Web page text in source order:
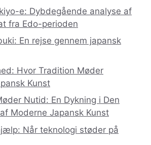
e: Dybdegående analyse af
fra Edo-perioden
En rejse gennem japansk
Hvor Tradition Møder
Kunst
Nutid: En Dykning i Den
Moderne Japansk Kunst
Når teknologi støder på